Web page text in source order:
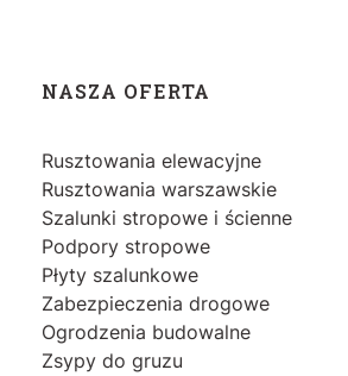
Linki w stopce
NASZA OFERTA
Rusztowania elewacyjne
Rusztowania warszawskie
Szalunki stropowe i ścienne
Podpory stropowe
Płyty szalunkowe
Zabezpieczenia drogowe
Ogrodzenia budowalne
Zsypy do gruzu